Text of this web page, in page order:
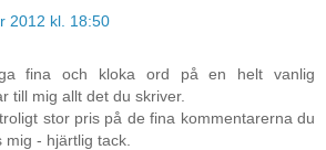
2012 kl. 18:50
fina och kloka ord på en helt vanlig
till mig allt det du skriver.
stor pris på de fina kommentarerna du
- hjärtlig tack.